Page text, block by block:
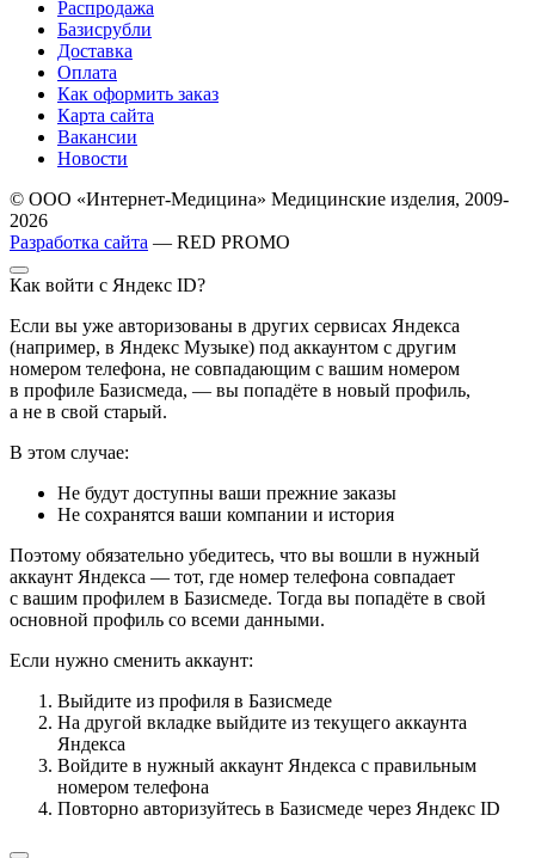
Распродажа
Базисрубли
Доставка
Оплата
Как оформить заказ
Карта сайта
Вакансии
Новости
© ООО «Интернет-Медицина» Медицинские изделия, 2009-
2026
Разработка сайта — RED PROMO
Как войти с Яндекс ID?
Если вы уже авторизованы в других сервисах Яндекса
(например, в Яндекс Музыке) под аккаунтом с другим
номером телефона, не совпадающим с вашим номером
в профиле Базисмеда, — вы попадёте в новый профиль,
а не в свой старый.
В этом случае:
Не будут доступны ваши прежние заказы
Не сохранятся ваши компании и история
Поэтому обязательно убедитесь, что вы вошли в нужный
аккаунт Яндекса — тот, где номер телефона совпадает
с вашим профилем в Базисмеде. Тогда вы попадёте в свой
основной профиль со всеми данными.
Если нужно сменить аккаунт:
Выйдите из профиля в Базисмеде
На другой вкладке выйдите из текущего аккаунта
Яндекса
Войдите в нужный аккаунт Яндекса с правильным
номером телефона
Повторно авторизуйтесь в Базисмеде через Яндекс ID